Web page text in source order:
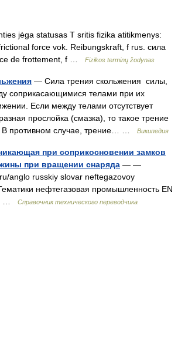
jėga statusas T sritis fizika atitikmenys:
force vok. Reibungskraft, f rus. сила
de frottement, f …
Fizikos terminų žodynas
— Сила трения скольжения силы,
соприкасающимися телами при их
Если между телами отсутствует
прослойка (смазка), то такое трение
В противном случае, трение… …
Википедия
при соприкосновении замков
при вращении снаряда — —
anglo russkiy slovar neftegazovoy
нефтегазовая промышленность EN
…
Справочник технического переводчика